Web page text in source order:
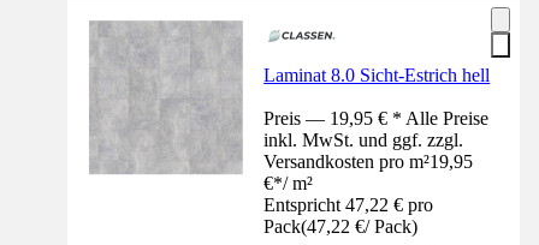
Laminat 8.0 Sicht-Estrich hell
Preis — 19,95 € * Alle Preise
inkl. MwSt. und ggf. zzgl.
Versandkosten pro m²19,95
€*/ m²
Entspricht 47,22 € pro
Pack(47,22 €/ Pack)